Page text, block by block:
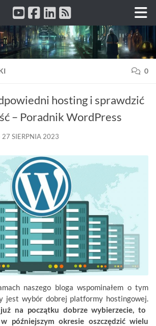
0
hosting i sprawdzić
– Poradnik WordPress
27 SIERPNIA 2023
naszego bloga wspominałem o tym
jest wybór dobrej platformy hostingowej.
na początku dobrze wybierzecie, to
późniejszym okresie oszczędzić wielu